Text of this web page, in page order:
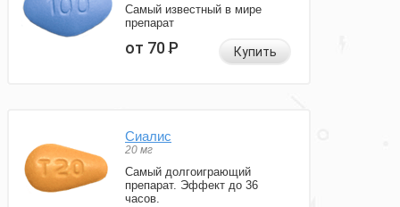
Самый известный в мире
препарат
от 70Р Купить
Сиалис
20 мг
Самый долгоиграющий
препарат. Эффект до 36
часов.